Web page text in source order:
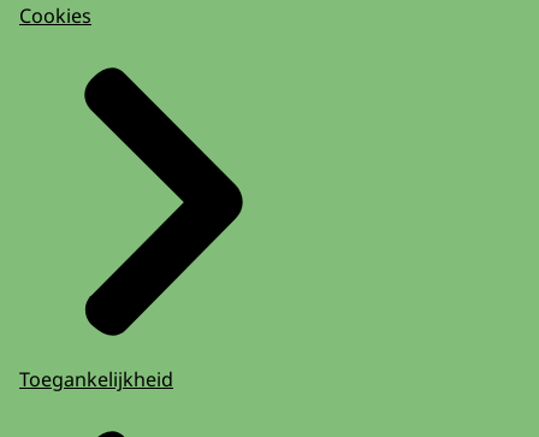
Cookies
Toegankelijkheid